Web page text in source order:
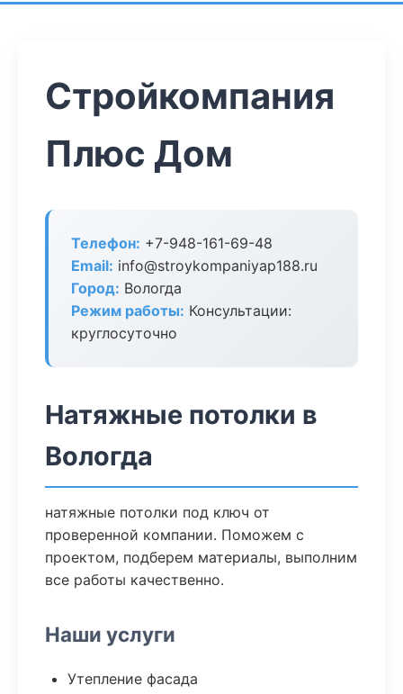
Стройкомпания
Плюс Дом
Телефон: +7-948-161-69-48
Email: info@stroykompaniyap188.ru
Город: Вологда
Режим работы: Консультации:
круглосуточно
Натяжные потолки в
Вологда
натяжные потолки под ключ от
проверенной компании. Поможем с
проектом, подберем материалы, выполним
все работы качественно.
Наши услуги
Утепление фасада